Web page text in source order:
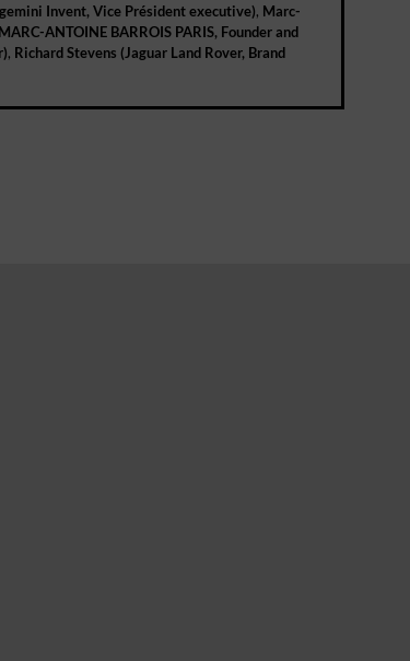
Invent, Vice Président executive) Marc-
MARC-ANTOINE BARROIS PARIS, Founder and
) RichardStevens (Jaguar Land Rover, Brand